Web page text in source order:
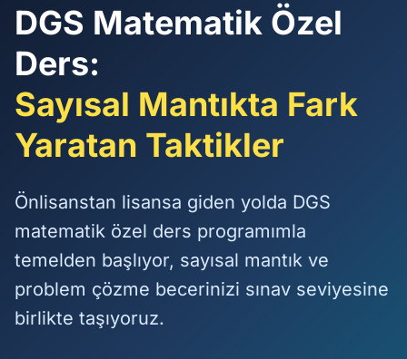
Hakkımızda
S.S.S
Referanslarımız
İletişim
DGS Matematik Özel
Ders:
Sayısal Mantıkta Fark
Yaratan Taktikler
Önlisanstan lisansa giden yolda DGS
matematik özel ders programımla
temelden başlıyor, sayısal mantık ve
problem çözme becerinizi sınav seviyesine
birlikte taşıyoruz.